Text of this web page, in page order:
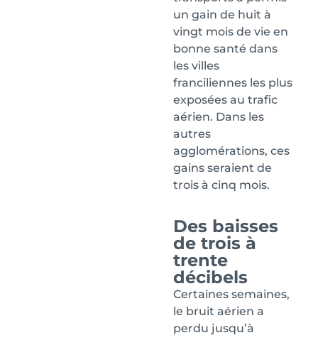
un gain de huit à
vingt mois de vie en
bonne santé dans
les villes
franciliennes les plus
exposées au trafic
aérien. Dans les
autres
agglomérations, ces
gains seraient de
trois à cinq mois.
Des baisses
de trois à
trente
décibels
Certaines semaines,
le bruit aérien a
perdu jusqu’à